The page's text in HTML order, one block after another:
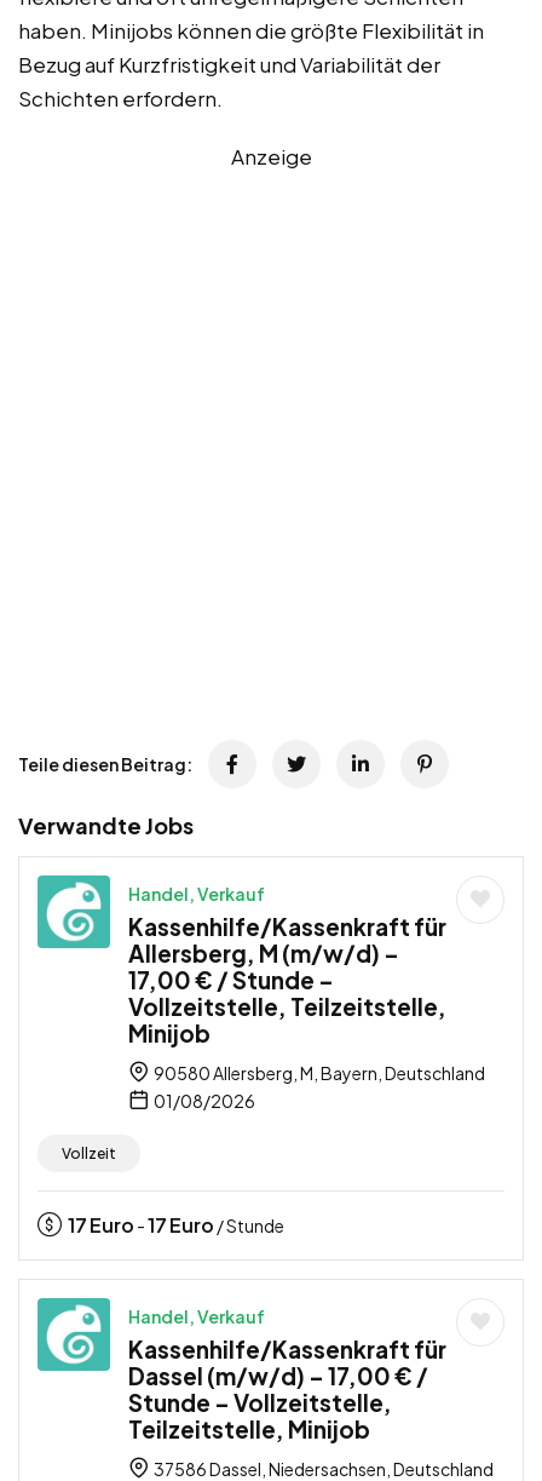
haben. Minijobs können die größte Flexibilität in
Bezug auf Kurzfristigkeit und Variabilität der
Schichten erfordern.
Anzeige
Teile diesen Beitrag:
Verwandte Jobs
Handel, Verkauf
Kassenhilfe/Kassenkraft für
Allersberg, M (m/w/d) –
17,00 € / Stunde –
Vollzeitstelle, Teilzeitstelle,
Minijob
90580 Allersberg, M, Bayern, Deutschland
01/08/2026
Vollzeit
17Euro -17Euro / Stunde
Handel, Verkauf
Kassenhilfe/Kassenkraft für
Dassel (m/w/d) – 17,00 € /
Stunde – Vollzeitstelle,
Teilzeitstelle, Minijob
37586 Dassel, Niedersachsen, Deutschland